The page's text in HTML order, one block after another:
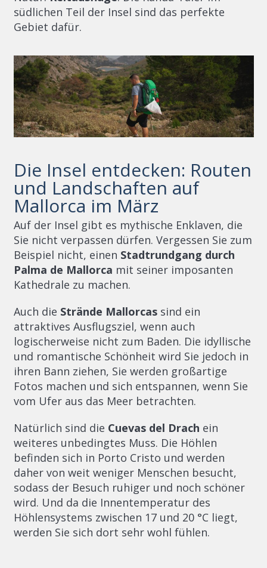
südlichen Teil der Insel sind das perfekte
Gebiet dafür.
Die Insel entdecken: Routen
und Landschaften auf
Mallorca im März
Auf der Insel gibt es mythische Enklaven, die
Sie nicht verpassen dürfen. Vergessen Sie zum
Beispiel nicht, einen Stadtrundgang durch
Palma de Mallorca mit seiner imposanten
Kathedrale zu machen.
Auch die Strände Mallorcassind ein
attraktives Ausflugsziel, wenn auch
logischerweise nicht zum Baden. Die idyllische
und romantische Schönheit wird Sie jedoch in
ihren Bann ziehen, Sie werden großartige
Fotos machen und sich entspannen, wenn Sie
vom Ufer aus das Meer betrachten.
Natürlich sind die Cuevas del Drach ein
weiteres unbedingtes Muss. Die Höhlen
befinden sich in Porto Cristo und werden
daher von weit weniger Menschen besucht,
sodass der Besuch ruhiger und noch schöner
wird. Und da die Innentemperatur des
Höhlensystems zwischen 17 und 20 °C liegt,
werden Sie sich dort sehr wohl fühlen.